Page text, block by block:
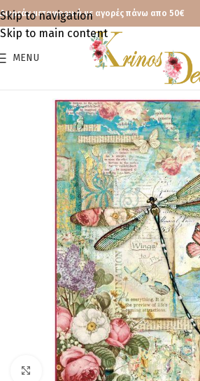
Skip to navigation
Skip to main content
Δωρεάν μεταφορικά με αγορές πάνω απο 50€
MENU
Click to enlarge